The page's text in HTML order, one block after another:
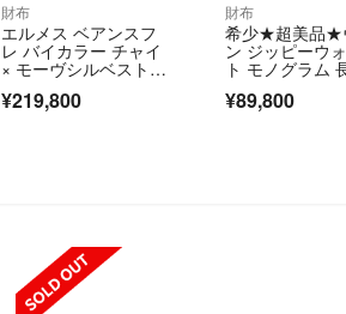
財布
エルメス ベアンスフ
レ バイカラー チャイ
× モーヴシルベスト
¥219,800
財布
希少★超美品★
ン ジッピーウ
ト モノグラム
¥89,800